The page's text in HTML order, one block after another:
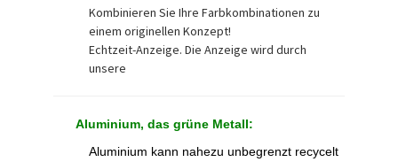
Kombinieren Sie Ihre Farbkombinationen zu
einem originellen Konzept!
Echtzeit-Anzeige. Die Anzeige wird durch
unsere
Aluminium, das grüne Metall:
Aluminium kann nahezu unbegrenzt recycelt